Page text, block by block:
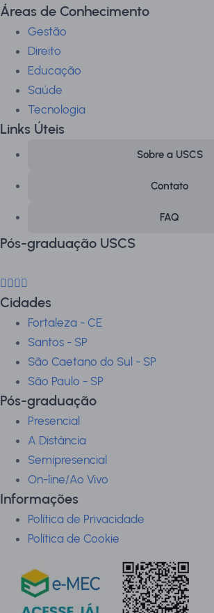
Áreas de Conhecimento
Gestão
Direito
Educação
Saúde
Tecnologia
Links Úteis
Sobre a USCS
Contato
FAQ
Pós-graduação USCS
Cidades
Fortaleza - CE
Santos - SP
São Caetano do Sul - SP
São Paulo - SP
Pós-graduação
Presencial
A Distância
Semipresencial
On-line/Ao Vivo
Informações
Política de Privacidade
Política de Cookie